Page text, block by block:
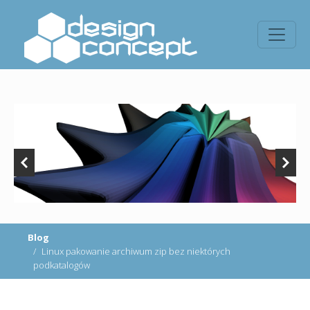
Blog
Linux pakowanie archiwum zip bez niektórych
podkatalogów